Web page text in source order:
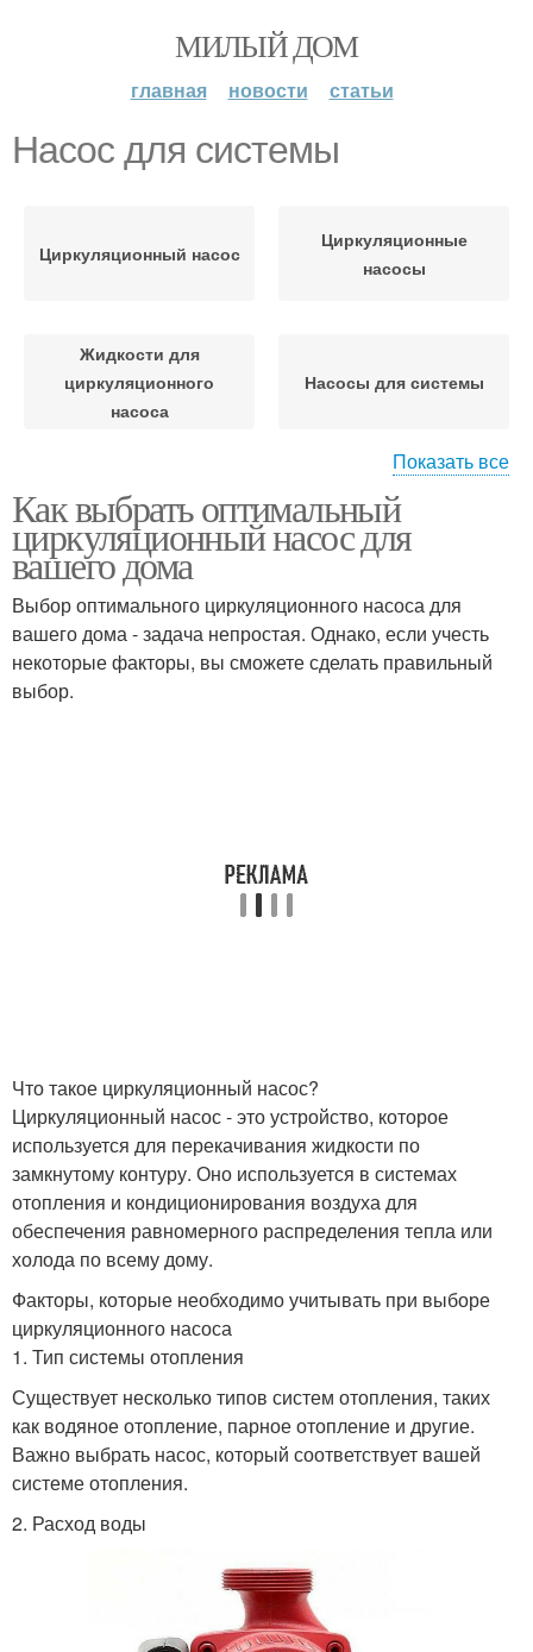
МИЛЫЙ ДОМ
главная новости статьи
Насос для системы
Циркуляционный насос
Циркуляционные
насосы
Жидкости для
циркуляционного
насоса
Насосы для системы
Теплоноситель для
системы
Циркулярный насос
Циркулярные насосы Пульсные насосы
Насосы для домашнего
Насос для отопления Насос для систем
Насос на отопление Насос по площади
Показать все
Как выбрать оптимальный
циркуляционный насос для
вашего дома
Выбор оптимального циркуляционного насоса для
вашего дома - задача непростая. Однако, если учесть
некоторые факторы, вы сможете сделать правильный
выбор.
Что такое циркуляционный насос?
Циркуляционный насос - это устройство, которое
используется для перекачивания жидкости по
замкнутому контуру. Оно используется в системах
отопления и кондиционирования воздуха для
обеспечения равномерного распределения тепла или
холода по всему дому.
Факторы, которые необходимо учитывать при выборе
циркуляционного насоса
1. Тип системы отопления
Существует несколько типов систем отопления, таких
как водяное отопление, парное отопление и другие.
Важно выбрать насос, который соответствует вашей
системе отопления.
2. Расход воды